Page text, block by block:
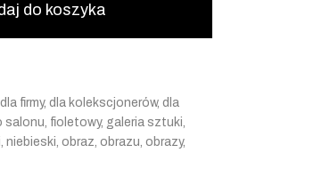
do koszyka
dla firmy, dla kolekscjonerów, dla
salonu, fioletowy, galeria sztuki,
, niebieski, obraz, obrazu, obrazy,